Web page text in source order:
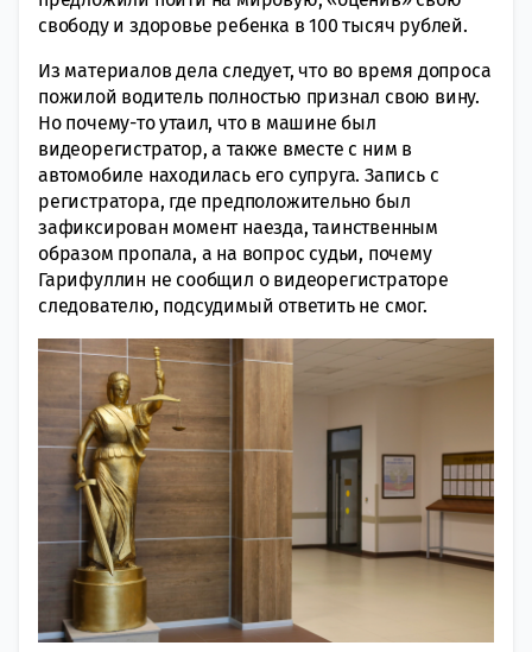
свободу и здоровье ребенка в 100 тысяч рублей.
Из материалов дела следует, что во время допроса
пожилой водитель полностью признал свою вину.
Но почему-то утаил, что в машине был
видеорегистратор, а также вместе с ним в
автомобиле находилась его супруга. Запись с
регистратора, где предположительно был
зафиксирован момент наезда, таинственным
образом пропала, а на вопрос судьи, почему
Гарифуллин не сообщил о видеорегистраторе
следователю, подсудимый ответить не смог.